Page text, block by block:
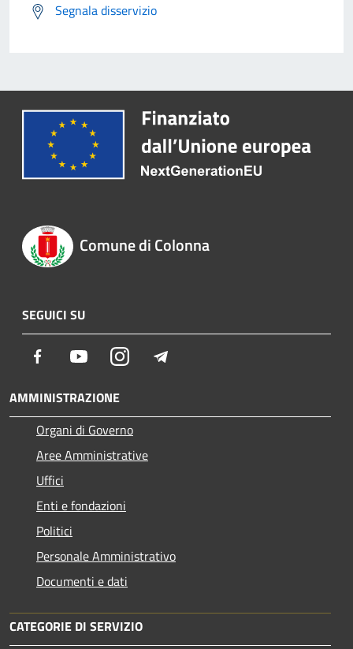
Segnala disservizio
Comune di Colonna
SEGUICI SU
Facebook YoutubeInstagram
AMMINISTRAZIONE
Organi di Governo
Aree Amministrative
Uffici
Enti e fondazioni
Politici
Personale Amministrativo
Documenti e dati
CATEGORIE DI SERVIZIO